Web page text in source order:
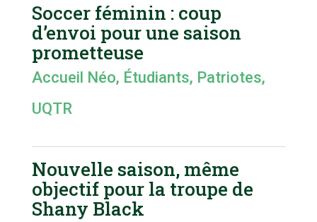
Soccer féminin : coup
d’envoi pour une saison
prometteuse
Accueil Néo, Étudiants, Patriotes,
UQTR
Nouvelle saison, même
objectif pour la troupe de
Shany Black